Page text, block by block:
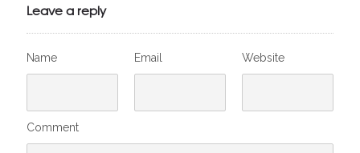
Leave a reply
Name Email Website
Comment